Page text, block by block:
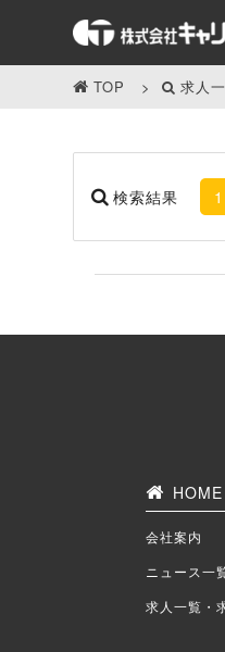
TOP 求人
検索結果 1
HOME
会社案内
ニュース一
求人一覧・